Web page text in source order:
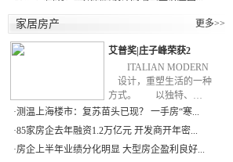
家居房产 更多>>
艾普奖|庄子峰荣获2
ITALIAN MODERN
设计，重塑生活的一种
方式。 以独特、…
·测温上海楼市：复苏苗头已现？ 一手房“寒...
·85家房企去年融资1.2万亿元 开发商开年密...
·房企上半年业绩分化明显 大型房企盈利良好...